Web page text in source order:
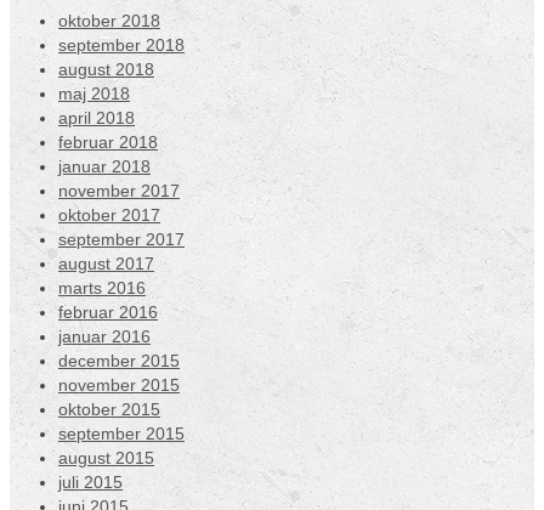
oktober 2018
september 2018
august 2018
maj 2018
april 2018
februar 2018
januar 2018
november 2017
oktober 2017
september 2017
august 2017
marts 2016
februar 2016
januar 2016
december 2015
november 2015
oktober 2015
september 2015
august 2015
juli 2015
juni 2015